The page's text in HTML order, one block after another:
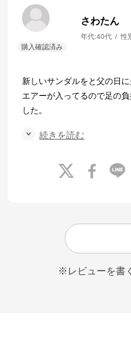
さわたん
年代:40代 性
新しいサンダルをと父の日
エアーが入ってるので足の
した。
した！続きを読む
※レビューを書